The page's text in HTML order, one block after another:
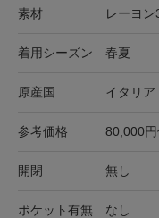
素材 レーヨ
着用シーズン 春夏
原産国 イタリア
参考価格 80,000円
開閉 無し
ポケット有無 なし